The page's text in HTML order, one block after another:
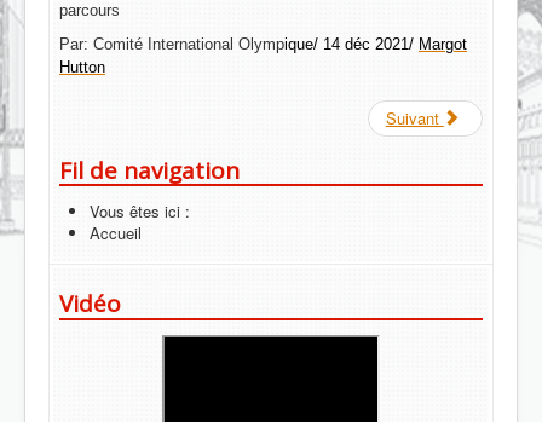
parcours
Par: Comité International Olympique/ 14 déc 2021/ Margot
Hutton
Suivant
Fil de navigation
Vous êtes ici :
Accueil
Vidéo